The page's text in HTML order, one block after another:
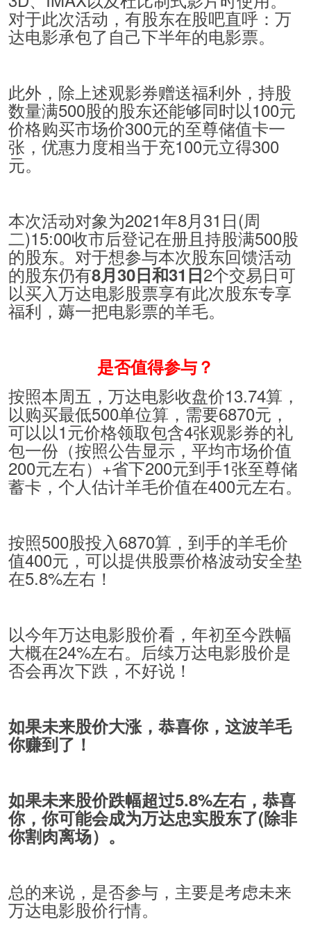
对于此次活动，有股东在股吧直呼：万
达电影承包了自己下半年的电影票。
此外，除上述观影券赠送福利外，持股
数量满500股的股东还能够同时以100元
价格购买市场价300元的至尊储值卡一
张，优惠力度相当于充100元立得300
元。
本次活动对象为2021年8月31日(周
二)15:00收市后登记在册且持股满500股
的股东。对于想参与本次股东回馈活动
的股东仍有8月30日和31日2个交易日可
以买入万达电影股票享有此次股东专享
福利，薅一把电影票的羊毛。
是否值得参与？
按照本周五，万达电影收盘价13.74算，
以购买最低500单位算，需要6870元，
可以以1元价格领取包含4张观影券的礼
包一份（按照公告显示，平均市场价值
200元左右）+省下200元到手1张至尊储
蓄卡，个人估计羊毛价值在400元左右。
按照500股投入6870算，到手的羊毛价
值400元，可以提供股票价格波动安全垫
在5.8%左右！
以今年万达电影股价看，年初至今跌幅
大概在24%左右。后续万达电影股价是
否会再次下跌，不好说！
如果未来股价大涨，恭喜你，这波羊毛
你赚到了！
如果未来股价跌幅超过5.8%左右，恭喜
你，你可能会成为万达忠实股东了(除非
你割肉离场）。
总的来说，是否参与，主要是考虑未来
万达电影股价行情。